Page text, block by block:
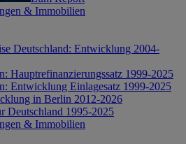
& Immobilien
Deutschland: Entwicklung 2004-
Hauptrefinanzierungssatz 1999-2025
Entwicklung Einlagesatz 1999-2025
in Berlin 2012-2026
Deutschland 1995-2025
& Immobilien